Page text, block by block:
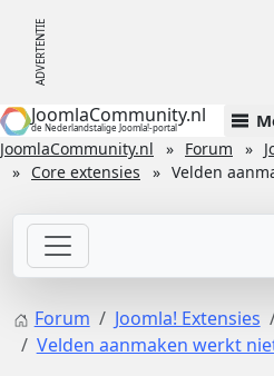
JoomlaCommunity.nl
de Nederlandstalige Joomla!-portal
JoomlaCommunity.nl Forum
Core extensies
Velden
Forum Joomla! Extensies
Velden aanmaken werkt